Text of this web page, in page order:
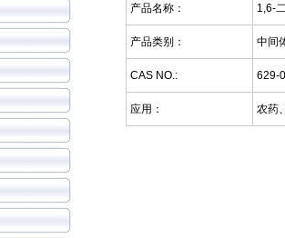
产品名称： 1,6-
产品类别： 中间
CAS NO.: 629-
应用： 农药